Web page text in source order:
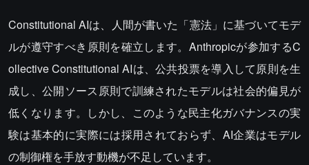
Constitutional AIは、人間が書いた「憲法」に基づいてモデ
ルが遵守すべき原則を確立します。Anthropicが参加するC
ollective Constitutional AIは、公共投票を導入して原則を生
成し、公開ソース原則で訓練されたモデルは社会的偏見が
低くなります。しかし、このような民主化ガバナンスの実
験は基本的に実際には採用されておらず、AI企業はモデル
の制御権を手放す動機が不足しています。